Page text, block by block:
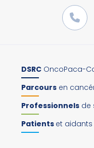
DSRC OncoPaca-
Parcours en
Professionnels de
Patients et aidants